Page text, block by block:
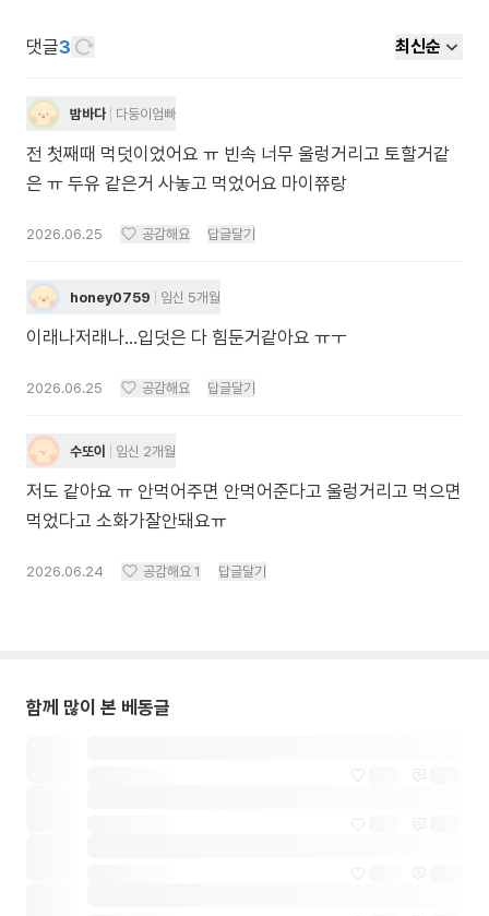
댓글3 최신순
밤바다 다둥이엄빠
전 첫째때 먹덧이었어요 ㅠ 빈속 너무 울렁거리고 토할거같
은 ㅠ 두유 같은거 사놓고 먹었어요 마이쮸랑
2026.06.25 공감해요 답글달기
honey0759 임신 5개월
이래나저래나...입덧은 다 힘둔거같아요 ㅠㅜ
2026.06.25 공감해요 답글달기
수또이 임신 2개월
저도 같아요 ㅠ 안먹어주면 안먹어준다고 울렁거리고 먹으면
먹었다고 소화가잘안돼요ㅠ
2026.06.24 공감해요 1 답글달기
함께 많이 본 베동글